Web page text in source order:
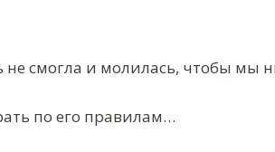
смогла и молилась, чтобы мы
по его правилам…